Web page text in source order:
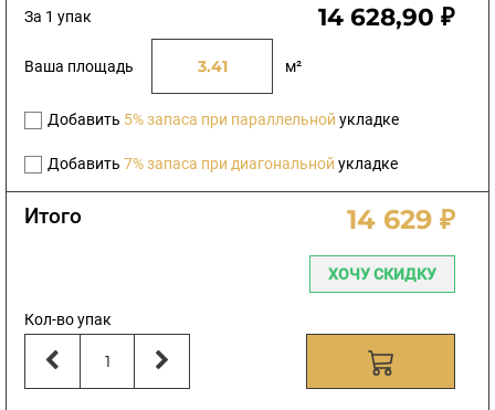
За 1 упак 14 628,90 ₽
Ваша площадь м²
Добавить 5% запаса при параллельной укладке
Добавить 7% запаса при диагональной укладке
Итого 14 629 ₽
ХОЧУ СКИДКУ
Кол-во упак